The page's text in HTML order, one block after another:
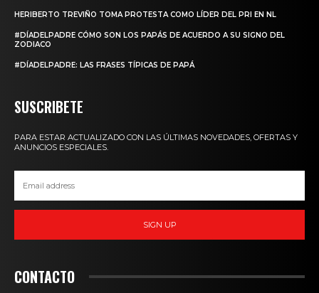
HERIBERTO TREVIÑO TOMA PROTESTA COMO LÍDER DEL PRI EN NL
#DÍADELPADRE CÓMO SON LOS PAPÁS DE ACUERDO A SU SIGNO DEL
ZODIACO
#DÍADELPADRE: LAS FRASES TÍPICAS DE PAPÁ
SUSCRIBETE
PARA ESTAR ACTUALIZADO CON LAS ÚLTIMAS NOVEDADES, OFERTAS Y
ANUNCIOS ESPECIALES.
SIGN UP
CONTACTO